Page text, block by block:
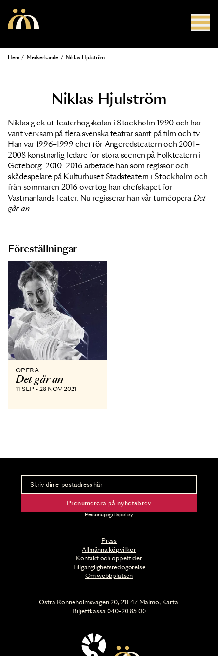
Länkstig
Hem / Medverkande / Niklas Hjulström
Niklas Hjulström
Niklas gick ut Teaterhögskolan i Stockholm 1990 och har
varit verksam på flera svenska teatrar samt på film och tv.
Han var 1996–1999 chef för Angeredsteatern och 2001–
2008 konstnärlig ledare för stora scenen på Folkteatern i
Göteborg. 2010–2016 arbetade han som regissör och
skådespelare på Kulturhuset Stadsteatern i Stockholm och
från sommaren 2016 övertog han chefskapet för
Västmanlands Teater. Nu regisserar han vår turnéopera Det
går an.
Föreställningar
OPERA
Det går an
11 SEP - 28 NOV 2021
Press
Allmänna köpvillkor
Kontakt och öppettider
Tillgänglighetsredogörelse
Om webbplatsen
Nyhetsbrev
Ta del av förhandsinformation och biljettsläpp.
Prenumerera på nyhetsbrev
Personuppgiftspolicy
Östra Rönneholmsvägen 20, 211 47 Malmö, Karta
Biljettkassa 040-20 85 00